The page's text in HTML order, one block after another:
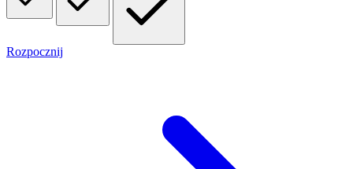
Rozpocznij